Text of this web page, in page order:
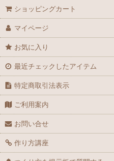
ショッピングカート
マイページ
お気に入り
最近チェックしたアイテム
特定商取引法表示
ご利用案内
お問い合せ
作り方講座